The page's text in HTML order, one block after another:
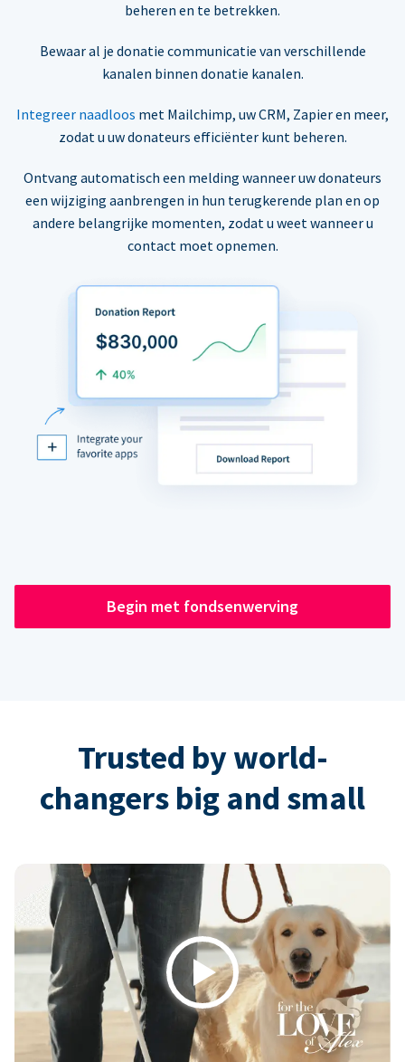
beheren en te betrekken.
Bewaar al je donatie communicatie van verschillende
kanalen binnen donatie kanalen.
Integreer naadloos met Mailchimp, uw CRM, Zapier en meer,
zodat u uw donateurs efficiënter kunt beheren.
Ontvang automatisch een melding wanneer uw donateurs
een wijziging aanbrengen in hun terugkerende plan en op
andere belangrijke momenten, zodat u weet wanneer u
contact moet opnemen.
Begin met fondsenwerving
Trusted by world-
changers big and small
Play